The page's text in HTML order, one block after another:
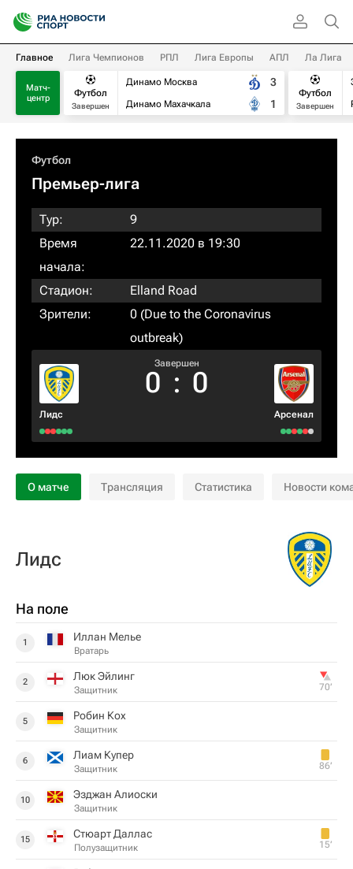
Главное Лига Чемпионов РПЛ Лига Европы АПЛ Ла Лига
Матч-
центр
Футбол
Завершен
Динамо Москва
Динамо Махачкала
3
1
Футбол
Завершен
Футбол
Премьер-лига
Тур:
9
Время
начала:
22.11.2020 в 19:30
Стадион:
Elland Road
Зрители:
0 (Due to the Coronavirus
outbreak)
Лидс
Завершен
0 : 0
Арсенал
О матче Трансляция Статистика Новости
Лидс
На поле
1 Иллан Мелье
Вратарь
2 Люк Эйлинг
Защитник 70‎’‎
5 Робин Кох
Защитник
6 Лиам Купер
Защитник 86‎’‎
10 Эзджан Алиоски
Защитник
15 Стюарт Даллас
Полузащитник 15‎’‎